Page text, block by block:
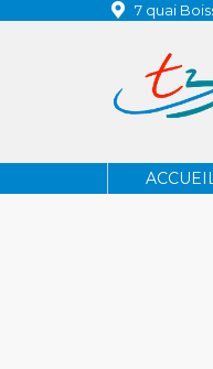
7 quai
ACCUEIL